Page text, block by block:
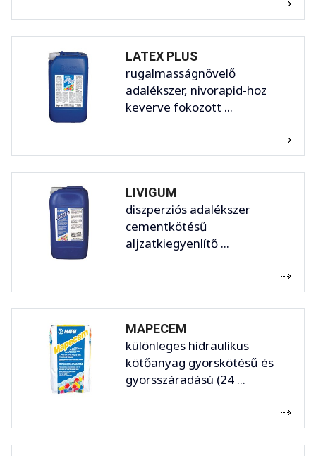
LATEX PLUS
rugalmasságnövelő
adalékszer, nivorapid-hoz
keverve fokozott ...
LIVIGUM
diszperziós adalékszer
cementkötésű
aljzatkiegyenlítő ...
MAPECEM
különleges hidraulikus
kötőanyag gyorskötésű és
gyorsszáradású (24 ...